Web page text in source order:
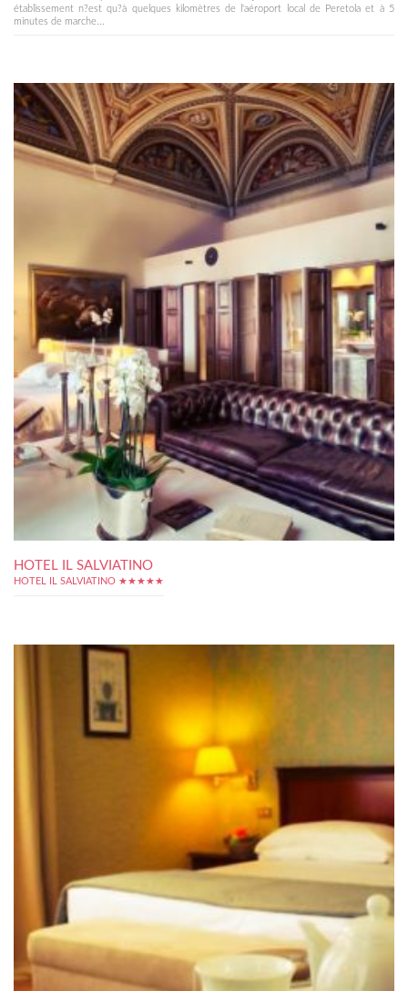
établissement n?est qu?à quelques kilomètres de l'aéroport local de Peretola et à 5
minutes de marche...
HOTEL IL SALVIATINO
HOTEL IL SALVIATINO ★★★★★